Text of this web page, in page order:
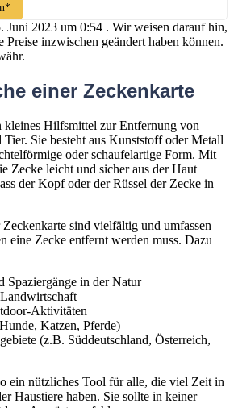
Juni 2023 um 0:54 . Wir weisen darauf hin,
Preise inzwischen geändert haben können.
einer Zeckenkarte
kleines Hilfsmittel zur Entfernung von
Sie besteht aus Kunststoff oder Metall
oder schaufelartige Form. Mit
Zecke leicht und sicher aus der Haut
der Kopf oder der Rüssel der Zecke in
sind vielfältig und umfassen
eine Zecke entfernt werden muss. Dazu
Spaziergänge in der Natur
Aktivitäten
Katzen, Pferde)
(z.B. Süddeutschland, Österreich,
ein nützliches Tool für alle, die viel Zeit in
Haustiere haben. Sie sollte in keiner